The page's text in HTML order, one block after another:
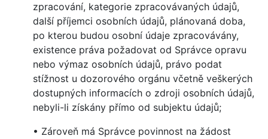
zpracování, kategorie zpracovávaných údajů,
další příjemci osobních údajů, plánovaná doba,
po kterou budou osobní údaje zpracovávány,
existence práva požadovat od Správce opravu
nebo výmaz osobních údajů, právo podat
stížnost u dozorového orgánu včetně veškerých
dostupných informacích o zdroji osobních údajů,
nebyli-li získány přímo od subjektu údajů;
• Zároveň má Správce povinnost na žádost